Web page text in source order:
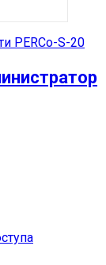
PERCo-S-20